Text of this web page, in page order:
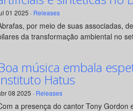
01 2025 · Releases
por meio de suas associadas,
da transformação ambiental no
música embala
Hatus
08 2025 · Releases
a presença do cantor Tony